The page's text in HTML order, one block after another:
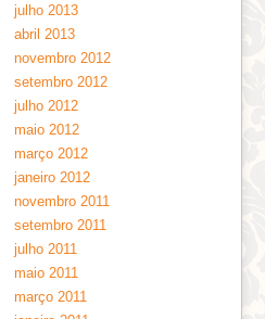
julho 2013
abril 2013
novembro 2012
setembro 2012
julho 2012
maio 2012
março 2012
janeiro 2012
novembro 2011
setembro 2011
julho 2011
maio 2011
março 2011